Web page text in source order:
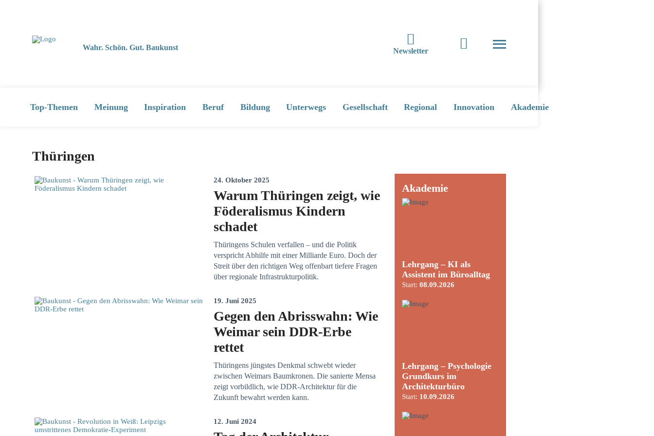
Wahr. Schön. Gut. Baukunst Newsletter
Top-Themen Meinung Inspiration Beruf Bildung Unterwegs Gesellschaft Regional Innovation Akademie
Thüringen
24. Oktober 2025
Warum Thüringen zeigt, wie
Föderalismus Kindern
schadet
Thüringens Schulen verfallen – und die Politik
verspricht Abhilfe mit einer Milliarde Euro. Doch der
Streit über den richtigen Weg offenbart tiefere Fragen
über regionale Infrastrukturpolitik.
19. Juni 2025
Gegen den Abrisswahn: Wie
Weimar sein DDR-Erbe
rettet
Thüringens jüngstes Denkmal schwebt wieder
zwischen Weimars Baumkronen. Die sanierte Mensa
zeigt vorbildlich, wie DDR-Architektur für die
Zukunft bewahrt werden kann.
12. Juni 2024
Akademie
Lehrgang – KI als
Assistent im Büroalltag
Start:08.09.2026
Lehrgang – Psychologie
Grundkurs im
Architekturbüro
Start: 10.09.2026